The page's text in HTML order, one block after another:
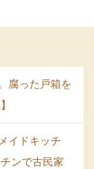
腐った戸箱を
イドキッチ
ンで古民家